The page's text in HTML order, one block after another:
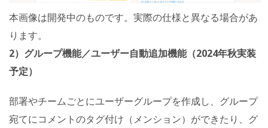
本画像は開発中のものです。実際の仕様と異なる場合があ
ります。
2）グループ機能／ユーザー自動追加機能（2024年秋実装
予定）
部署やチームごとにユーザーグループを作成し、グループ
宛てにコメントのタグ付け（メンション）ができたり、グ